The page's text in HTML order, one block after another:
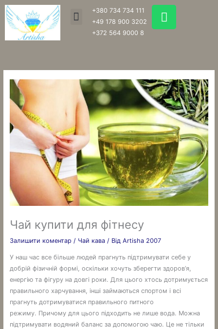
Перейти
до
вмісту
Menu
+380 734 734 111
+49 178 900 3202
+372 564 9000 8
W
h
a
p
p
Чай купити для фітнесу
Залишити коментар / Чай кава/ Від Artisha 2007
У наш час все більше людей прагнуть підтримувати себе у
добрій фізичній формі, оскільки хочуть зберегти здоров’я,
енергію та фігуру на довгі роки. Для цього хтось дотримується
правильного харчування, інші займаються спортом і всі
прагнуть дотримуватися правильного питного
режиму. Причому для цього підходить не лише вода. Можна
підтримувати водяний баланс за допомогою чаю. Це не тільки